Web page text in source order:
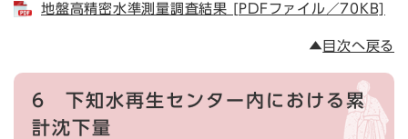
地盤高精密水準測量調査結果 [PDFファイル／70KB]
▲ 目次へ戻る
6 下知水再生センター内における累
計沈下量